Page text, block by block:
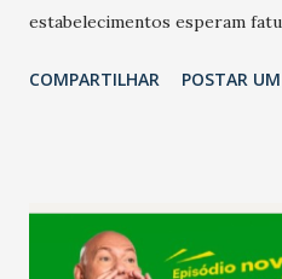
estabelecimentos esperam
relação ao último trimestre
confraternizações de fim de
Salário para um número
COMPARTILHAR POSTAR